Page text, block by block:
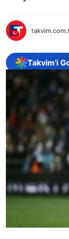
Takvim'i